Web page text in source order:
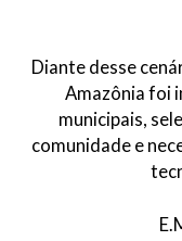
Diante desse
Amazônia foi
municipais,
comunidade e